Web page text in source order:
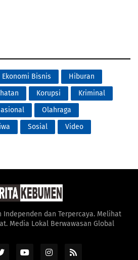
Ekonomi Bisnis
Hiburan
Korupsi
Kriminal
Olahraga
Sosial
Video
Independen dan Terpercaya. Melihat
Media Lokal Berwawasan Global